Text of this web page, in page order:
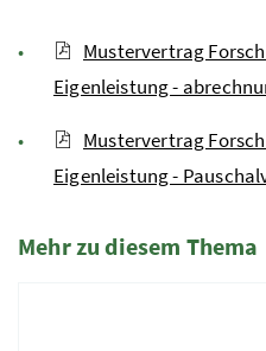
Mustervertrag
Eigenleistung -
Mustervertrag
Eigenleistung -
Mehr zu diesem Thema